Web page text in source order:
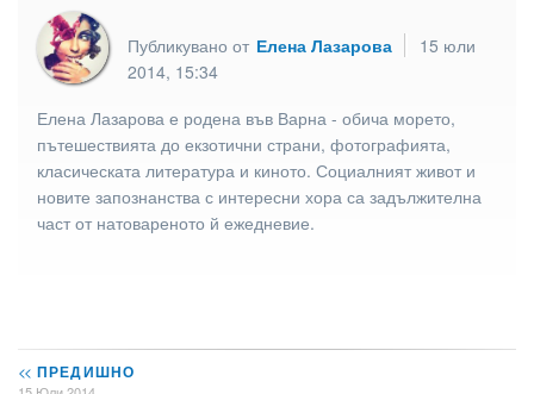
Публикувано от Елена Лазарова
15 юли
2014, 15:34
Елена Лазарова е родена във Варна - обича морето,
пътешествията до екзотични страни, фотографията,
класическата литература и киното. Социалният живот и
новите запознанства с интересни хора са задължителна
част от натовареното й ежедневие.
<< ПРЕДИШНО